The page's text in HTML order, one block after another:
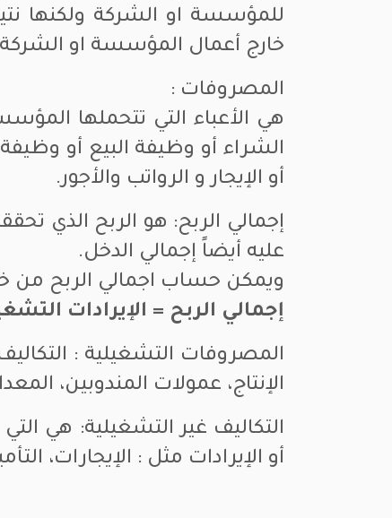
للمؤسسة او الشركة ولكنها
خارج أعمال المؤسسة او
المصروفات :
هي الأعباء التي تتحملها
الشراء أو وظيفة البيع أو
أو الإيجار و الرواتب والأجور.
إجمالي الربح: هو الربح الذي
عليه أيضاً إجمالي الدخل.
ويمكن حساب اجمالي الربح من
إجمالي الربح = الإيرادات
المصروفات التشغيلية :
الإنتاج، عمولات المندوبين،
التكاليف غير التشغيلية: هي
أو الإيرادات مثل : الإيجارات،